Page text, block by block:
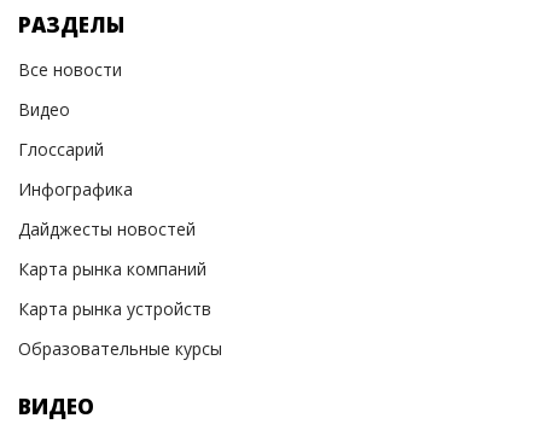
РАЗДЕЛЫ
Все новости
Видео
Глоссарий
Инфографика
Дайджесты новостей
Карта рынка компаний
Карта рынка устройств
Образовательные курсы
ВИДЕО